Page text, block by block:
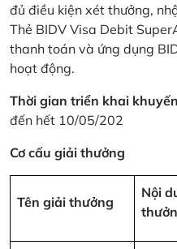
đủ điều kiện xét thưởng,
Thẻ BIDV Visa Debit
thanh toán và ứng dụng
hoạt động.
Thời gian triển khai
đến hết 10/05/202
Cơ cấu giải thưởng
Tên giải thưởng
Nội